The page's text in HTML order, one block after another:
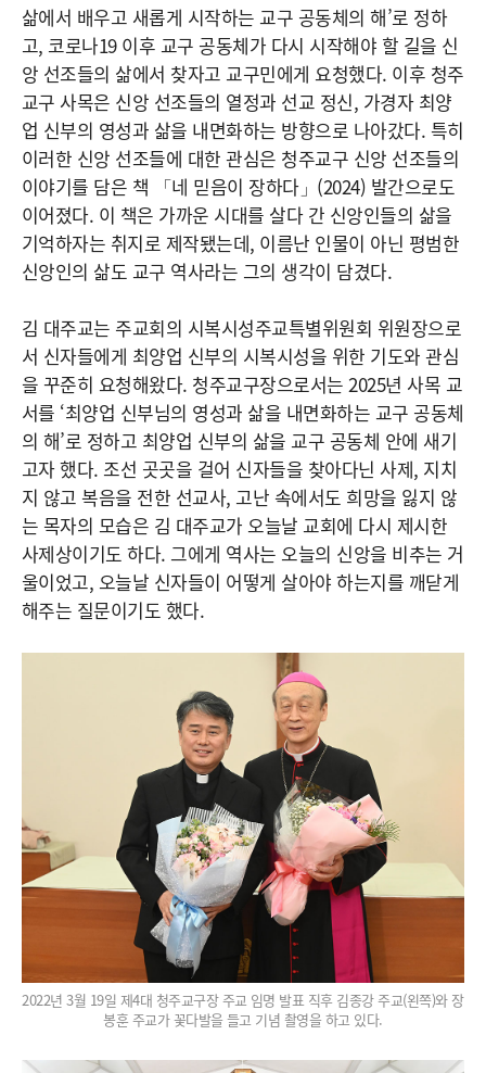
삶에서 배우고 새롭게 시작하는 교구 공동체의 해’로 정하
고, 코로나19 이후 교구 공동체가 다시 시작해야 할 길을 신
앙 선조들의 삶에서 찾자고 교구민에게 요청했다. 이후 청주
교구 사목은 신앙 선조들의 열정과 선교 정신, 가경자 최양
업 신부의 영성과 삶을 내면화하는 방향으로 나아갔다. 특히
이러한 신앙 선조들에 대한 관심은 청주교구 신앙 선조들의
이야기를 담은 책 「네 믿음이 장하다」(2024) 발간으로도
이어졌다. 이 책은 가까운 시대를 살다 간 신앙인들의 삶을
기억하자는 취지로 제작됐는데, 이름난 인물이 아닌 평범한
신앙인의 삶도 교구 역사라는 그의 생각이 담겼다.
김 대주교는 주교회의 시복시성주교특별위원회 위원장으로
서 신자들에게 최양업 신부의 시복시성을 위한 기도와 관심
을 꾸준히 요청해왔다. 청주교구장으로서는 2025년 사목 교
서를 ‘최양업 신부님의 영성과 삶을 내면화하는 교구 공동체
의 해’로 정하고 최양업 신부의 삶을 교구 공동체 안에 새기
고자 했다. 조선 곳곳을 걸어 신자들을 찾아다닌 사제, 지치
지 않고 복음을 전한 선교사, 고난 속에서도 희망을 잃지 않
는 목자의 모습은 김 대주교가 오늘날 교회에 다시 제시한
사제상이기도 하다. 그에게 역사는 오늘의 신앙을 비추는 거
울이었고, 오늘날 신자들이 어떻게 살아야 하는지를 깨닫게
해주는 질문이기도 했다.
2022년 3월 19일 제4대 청주교구장 주교 임명 발표 직후 김종강 주교(왼쪽)와 장
봉훈 주교가 꽃다발을 들고 기념 촬영을 하고 있다.